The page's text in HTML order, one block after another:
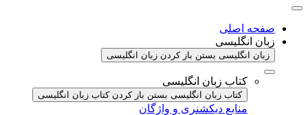
صفحه اصلی
زبان انگلیسی
زبان انگلیسی بستن باز کردن زبان انگلیسی
کتاب زبان انگلیسی
کتاب زبان انگلیسی بستن باز کردن کتاب زبان انگلیسی
منابع دیکشنری و واژگان